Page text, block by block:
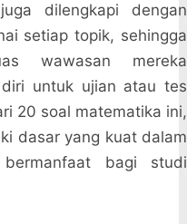
dilengkapi dengan
setiap topik, sehingga
wawasan mereka
diri untuk ujian atau tes
20 soal matematika ini,
dasar yang kuat dalam
bagi studi